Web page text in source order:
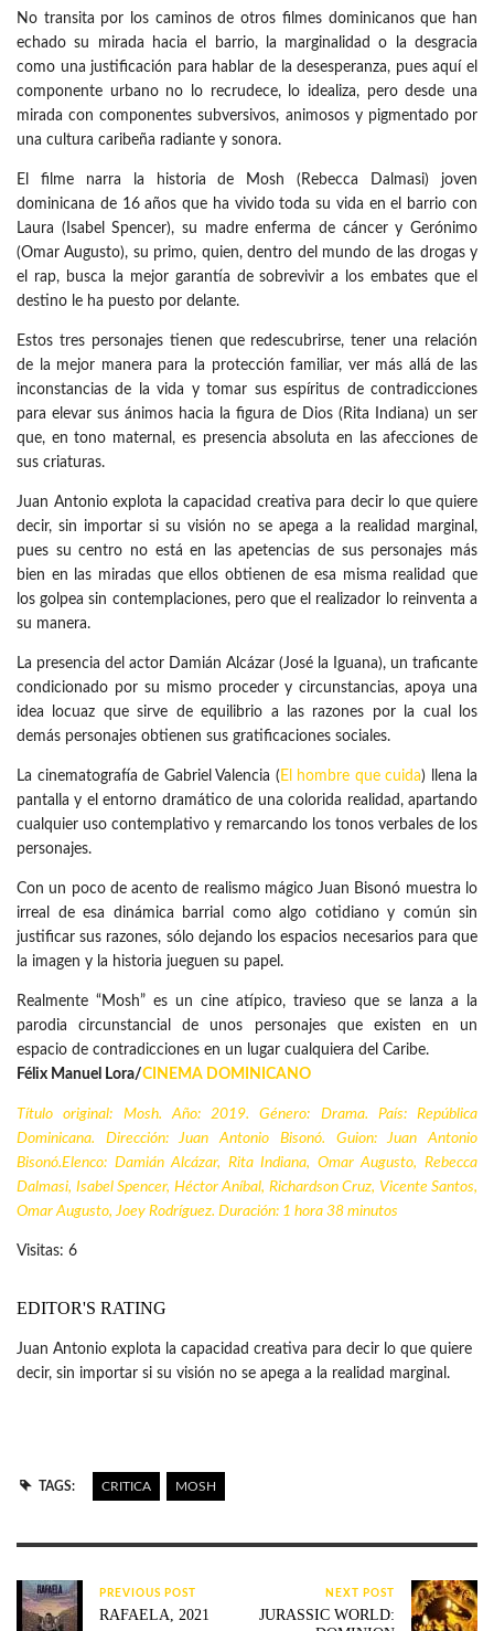
No transita por los caminos de otros filmes dominicanos que han
echado su mirada hacia el barrio, la marginalidad o la desgracia
como una justificación para hablar de la desesperanza, pues aquí el
componente urbano no lo recrudece, lo idealiza, pero desde una
mirada con componentes subversivos, animosos y pigmentado por
una cultura caribeña radiante y sonora.
El filme narra la historia de Mosh (Rebecca Dalmasi) joven
dominicana de 16 años que ha vivido toda su vida en el barrio con
Laura (Isabel Spencer), su madre enferma de cáncer y Gerónimo
(Omar Augusto), su primo, quien, dentro del mundo de las drogas y
el rap, busca la mejor garantía de sobrevivir a los embates que el
destino le ha puesto por delante.
Estos tres personajes tienen que redescubrirse, tener una relación
de la mejor manera para la protección familiar, ver más allá de las
inconstancias de la vida y tomar sus espíritus de contradicciones
para elevar sus ánimos hacia la figura de Dios (Rita Indiana) un ser
que, en tono maternal, es presencia absoluta en las afecciones de
sus criaturas.
Juan Antonio explota la capacidad creativa para decir lo que quiere
decir, sin importar si su visión no se apega a la realidad marginal,
pues su centro no está en las apetencias de sus personajes más
bien en las miradas que ellos obtienen de esa misma realidad que
los golpea sin contemplaciones, pero que el realizador lo reinventa a
su manera.
La presencia del actor Damián Alcázar (José la Iguana), un traficante
condicionado por su mismo proceder y circunstancias, apoya una
idea locuaz que sirve de equilibrio a las razones por la cual los
demás personajes obtienen sus gratificaciones sociales.
La cinematografía de Gabriel Valencia ( El hombre que cuida) llena la
pantalla y el entorno dramático de una colorida realidad, apartando
cualquier uso contemplativo y remarcando los tonos verbales de los
personajes.
Con un poco de acento de realismo mágico Juan Bisonó muestra lo
irreal de esa dinámica barrial como algo cotidiano y común sin
justificar sus razones, sólo dejando los espacios necesarios para que
la imagen y la historia jueguen su papel.
Realmente “Mosh” es un cine atípico, travieso que se lanza a la
parodia circunstancial de unos personajes que existen en un
espacio de contradicciones en un lugar cualquiera del Caribe.
Félix Manuel Lora/CINEMA DOMINICANO
Título original: Mosh. Año: 2019. Género: Drama. País: República
Dominicana. Dirección: Juan Antonio Bisonó. Guion: Juan Antonio
Bisonó.Elenco: Damián Alcázar, Rita Indiana, Omar Augusto, Rebecca
Dalmasi, Isabel Spencer, Héctor Aníbal, Richardson Cruz, Vicente Santos,
Omar Augusto, Joey Rodríguez. Duración: 1 hora 38 minutos
Visitas: 6
EDITOR'S RATING
Juan Antonio explota la capacidad creativa para decir lo que quiere
decir, sin importar si su visión no se apega a la realidad marginal.
TAGS: CRITICA MOSH
PREVIOUS POST
RAFAELA, 2021
NEXT POST
JURASSIC WORLD: